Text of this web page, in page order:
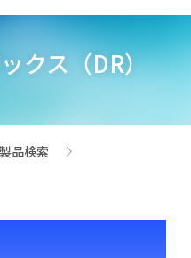
クス（DR）
製品検索